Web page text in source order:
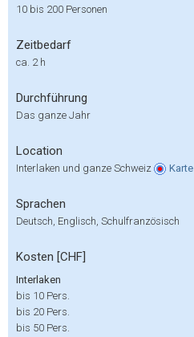
10 bis 200 Personen
Zeitbedarf
ca. 2 h
Durchführung
Das ganze Jahr
Location
Interlaken und ganze Schweiz Karte
Sprachen
Deutsch, Englisch, Schulfranzösisch
Kosten [CHF]
Interlaken
bis 10 Pers.
bis 20 Pers.
bis 50 Pers.